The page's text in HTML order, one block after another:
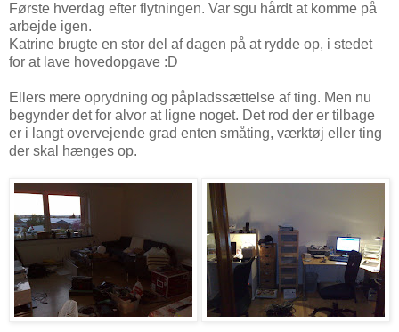
Første hverdag efter flytningen. Var sgu hårdt at komme på
arbejde igen.
Katrine brugte en stor del af dagen på at rydde op, i stedet
for at lave hovedopgave :D
Ellers mere oprydning og påpladssættelse af ting. Men nu
begynder det for alvor at ligne noget. Det rod der er tilbage
er i langt overvejende grad enten småting, værktøj eller ting
der skal hænges op.